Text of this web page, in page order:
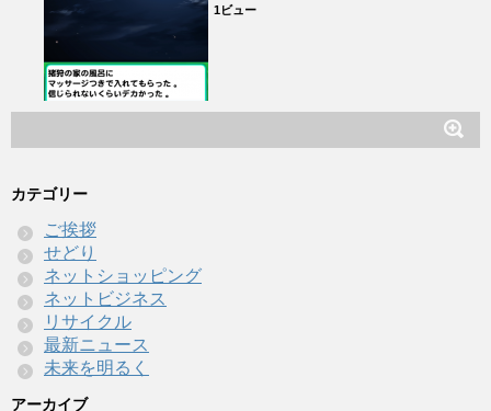
1ビュー
カテゴリー
ご挨拶
せどり
ネットショッピング
ネットビジネス
リサイクル
最新ニュース
未来を明るく
アーカイブ